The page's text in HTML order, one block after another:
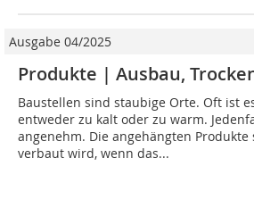
Ausgabe 04/2025
Produkte | Ausbau,
Baustellen sind staubige Orte. Oft ist
entweder zu kalt oder zu warm.
angenehm. Die angehängten Produkte
verbaut wird, wenn das...